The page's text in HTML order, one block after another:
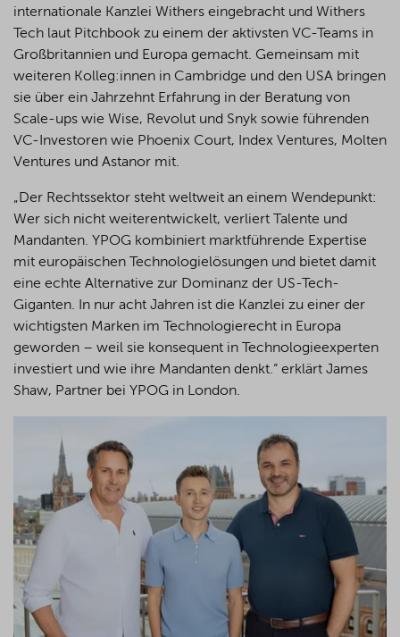
internationale Kanzlei Withers eingebracht und Withers
Tech laut Pitchbook zu einem der aktivsten VC-Teams in
Großbritannien und Europa gemacht. Gemeinsam mit
weiteren Kolleg:innen in Cambridge und den USA bringen
sie über ein Jahrzehnt Erfahrung in der Beratung von
Scale-ups wie Wise, Revolut und Snyk sowie führenden
VC-Investoren wie Phoenix Court, Index Ventures, Molten
Ventures und Astanor mit.
„Der Rechtssektor steht weltweit an einem Wendepunkt:
Wer sich nicht weiterentwickelt, verliert Talente und
Mandanten. YPOG kombiniert marktführende Expertise
mit europäischen Technologielösungen und bietet damit
eine echte Alternative zur Dominanz der US-Tech-
Giganten. In nur acht Jahren ist die Kanzlei zu einer der
wichtigsten Marken im Technologierecht in Europa
geworden – weil sie konsequent in Technologieexperten
investiert und wie ihre Mandanten denkt.“ erklärt James
Shaw, Partner bei YPOG in London.